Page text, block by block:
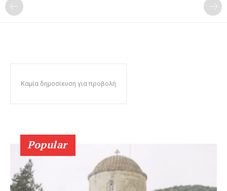
Καμία δημοσίευση για προβολή
Popular